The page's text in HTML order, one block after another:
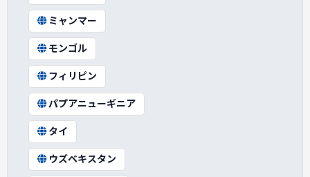
ミャンマー
モンゴル
フィリピン
パプアニューギニア
タイ
ウズベキスタン